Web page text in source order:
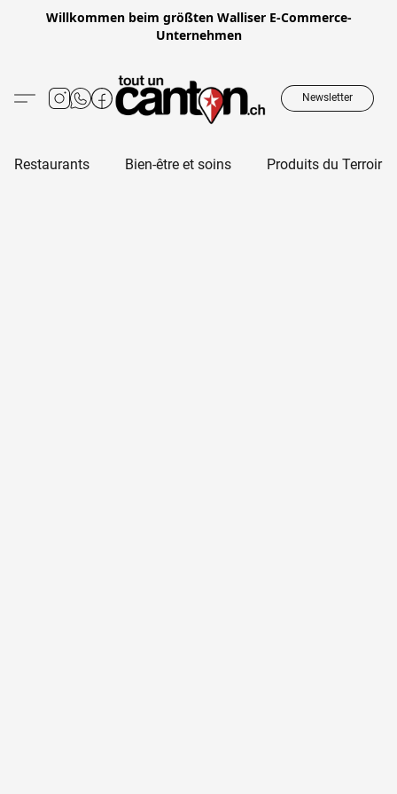
Willkommen beim größten Walliser E-Commerce-
Unternehmen
Newsletter
Restaurants Bien-être et soins Produits du Terroir